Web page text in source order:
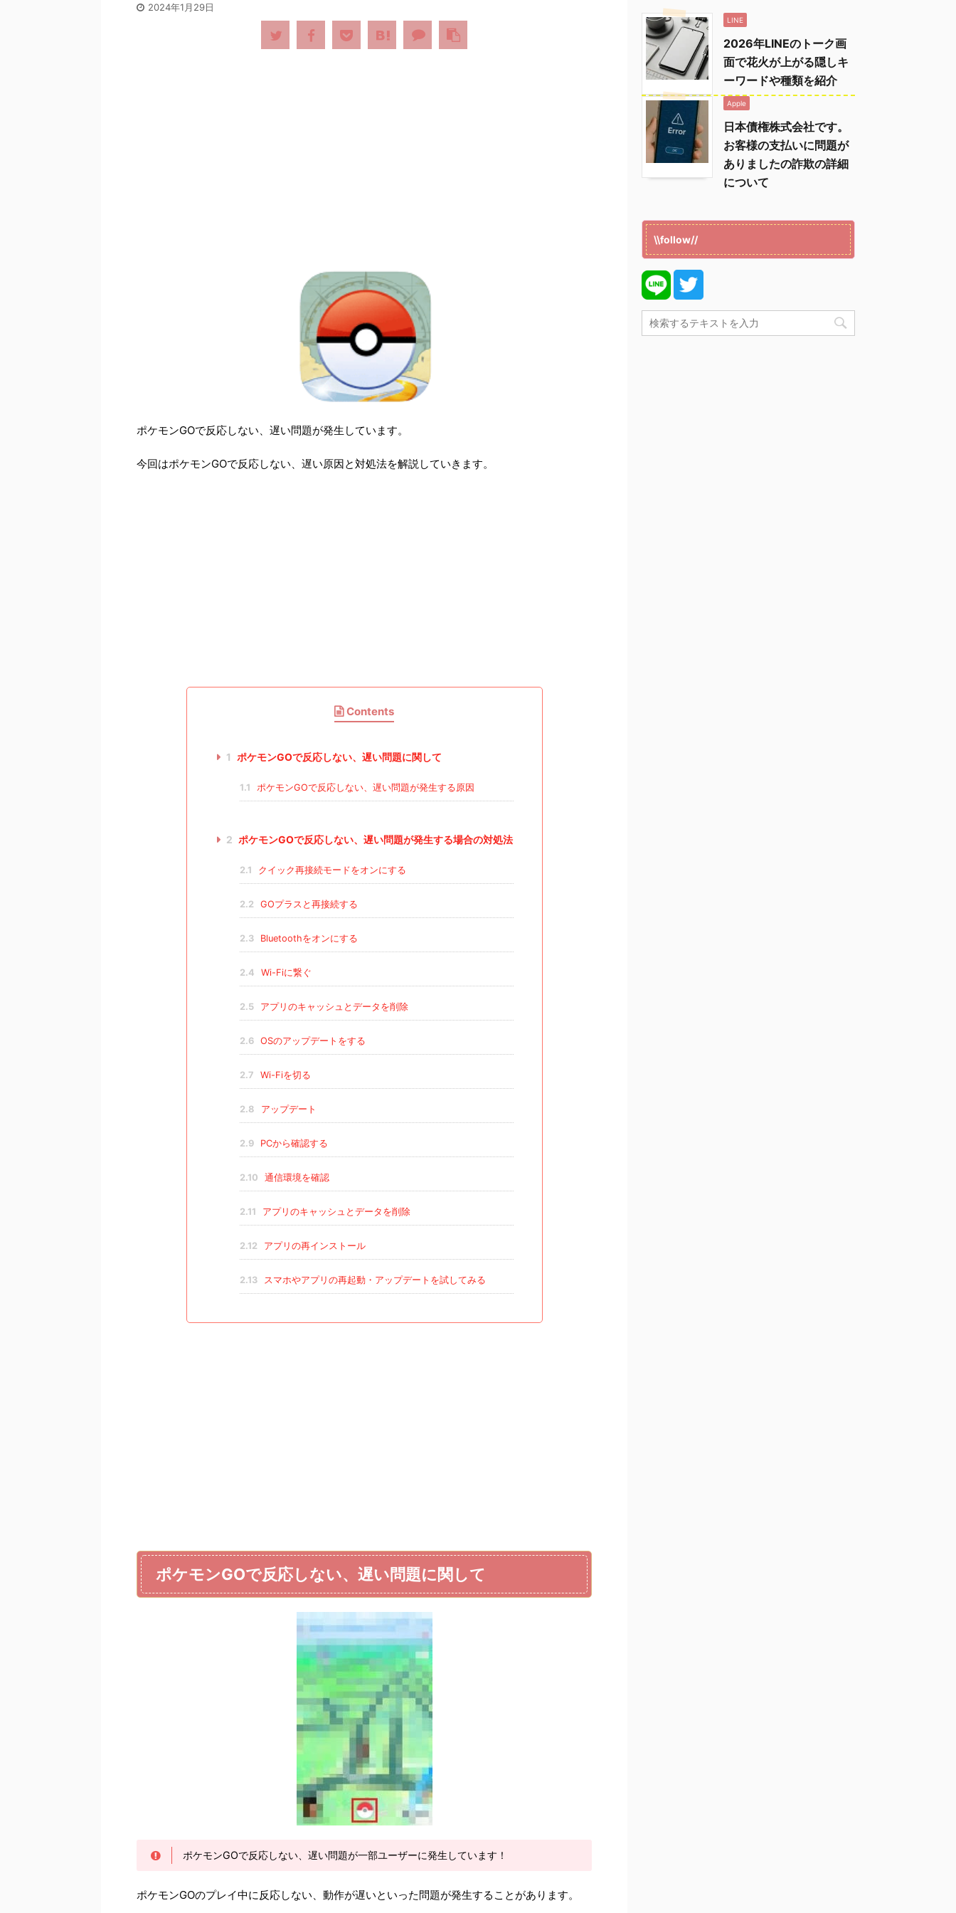
2024年1月29日
ポケモンGOで反応しない、遅い問題が発生しています。
今回はポケモンGOで反応しない、遅い原因と対処法を解説していきます。
Contents
1 ポケモンGOで反応しない、遅い問題に関して
1.1 ポケモンGOで反応しない、遅い問題が発生する原因
2 ポケモンGOで反応しない、遅い問題が発生する場合の対処法
2.1 クイック再接続モードをオンにする
2.2 GOプラスと再接続する
2.3 Bluetoothをオンにする
2.4 Wi-Fiに繋ぐ
2.5 アプリのキャッシュとデータを削除
2.6 OSのアップデートをする
2.7 Wi-Fiを切る
2.8 アップデート
2.9 PCから確認する
2.10 通信環境を確認
2.11 アプリのキャッシュとデータを削除
2.12 アプリの再インストール
2.13 スマホやアプリの再起動・アップデートを試してみる
ポケモンGOで反応しない、遅い問題に関して
ポケモンGOで反応しない、遅い問題が一部ユーザーに発生しています！
ポケモンGOのプレイ中に反応しない、動作が遅いといった問題が発生することがあります。
LINE
2026年LINEのトーク画
面で花火が上がる隠しキ
ーワードや種類を紹介
Apple
日本債権株式会社です。
お客様の支払いに問題が
ありましたの詐欺の詳細
について
\\follow//